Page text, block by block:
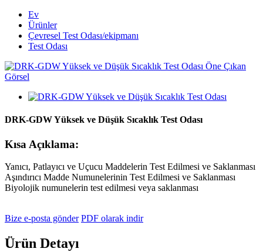
Ev
Ürünler
Çevresel Test Odası/ekipmanı
Test Odası
DRK-GDW Yüksek ve Düşük Sıcaklık Test Odası
Kısa Açıklama:
Yanıcı, Patlayıcı ve Uçucu Maddelerin Test Edilmesi ve Saklanması
Aşındırıcı Madde Numunelerinin Test Edilmesi ve Saklanması
Biyolojik numunelerin test edilmesi veya saklanması
Bize e-posta gönder PDF olarak indir
Ürün Detayı